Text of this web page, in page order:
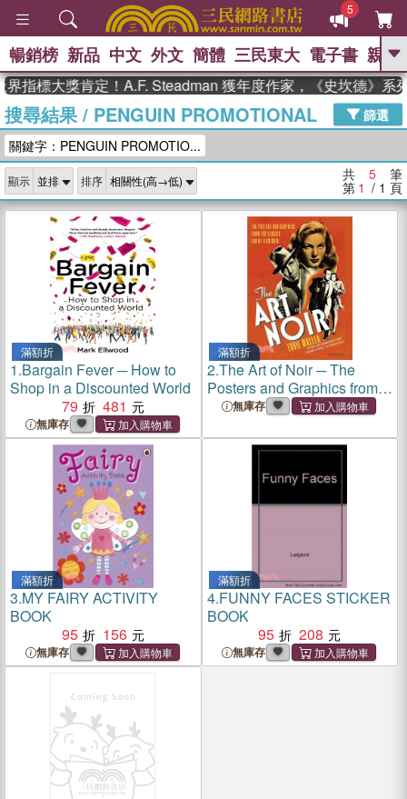
5
GO
熱搜： 東野圭吾 、 高希均教授回憶錄
、 The Odyssey 、 父親節 、 如果歷
史是一群喵
獎 臺灣漫遊錄 、 方念華 、 台灣的李
登輝時代
數學女孩：黎曼猜想 、
偉大的迷走神經
暢銷榜 新品 中文 外文 簡體 三民東大 電子書 親子
指標大獎肯定！A.F. Steadman 獲年度作家，《史坎德》系
搜尋結果/ PENGUIN PROMOTIONAL
篩選
關鍵字：PENGUIN PROMOTIO...
顯示 排序 共 5 筆
第 1 / 1 頁
滿額折
1.Bargain Fever ─ How to
Shop in a Discounted World
79
481
無庫存
滿額折
2.The Art of Noir ─ The
Posters and Graphics from
the Classic Era of Film Noir
無庫存
滿額折
3.MY FAIRY ACTIVITY
BOOK
95
156
無庫存
滿額折
4.FUNNY FACES STICKER
BOOK
95
208
無庫存